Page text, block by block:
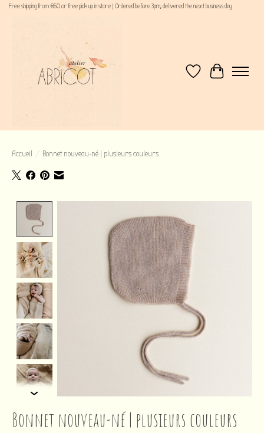
Free shipping from €60 or free pick up in store | Ordered before 3pm, delivered the next business day
Liste de souhaits
Panier
Accueil / Bonnet nouveau-né | plusieurs couleurs
Bonnet nouveau-né | plusieurs couleurs